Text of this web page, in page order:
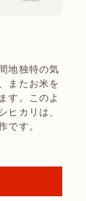
地独特の気
またお米を
す。このよ
ヒカリは、
です。